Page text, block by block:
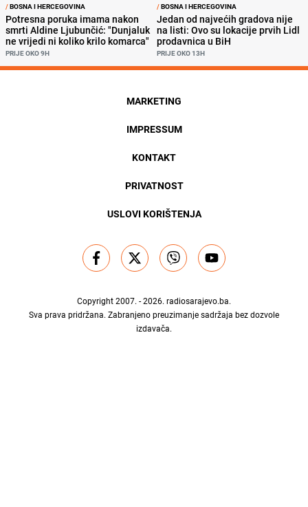
/BOSNA I HERCEGOVINA
Potresna poruka imama nakon
smrti Aldine Ljubunčić: "Dunjaluk
ne vrijedi ni koliko krilo komarca"
PRIJE OKO 9H
/BOSNA I HERCEGOVINA
Jedan od najvećih gradova nije
na listi: Ovo su lokacije prvih Lidl
prodavnica u BiH
PRIJE OKO 13H
MARKETING
IMPRESSUM
KONTAKT
PRIVATNOST
USLOVI KORIŠTENJA
Copyright 2007. - 2026. radiosarajevo.ba.
Sva prava pridržana. Zabranjeno preuzimanje sadržaja bez dozvole
izdavača.